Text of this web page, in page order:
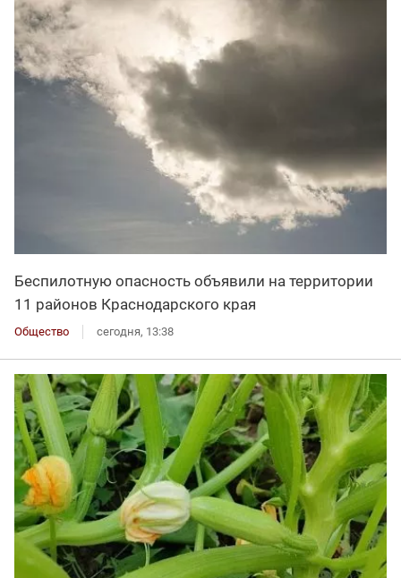
Беспилотную опасность объявили на территории
11 районов Краснодарского края
Общество сегодня, 13:38